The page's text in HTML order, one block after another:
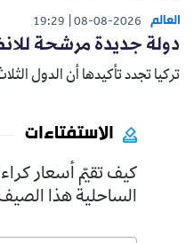
العالم 08-08-2026
19:29
دولة جديدة مرشحة
تركيا تجدد تأكيدها أن الدول
الاستفتاءات
كيف تقيّم أسعار
الساحلية هذا